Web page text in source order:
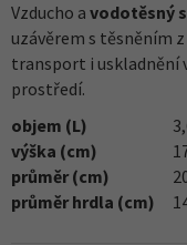
Vzducho a vodotěsný
uzávěrem s těsněním
transport i uskladnění
prostředí.
objem (L)
výška (cm)
průměr (cm)
průměr hrdla (cm)